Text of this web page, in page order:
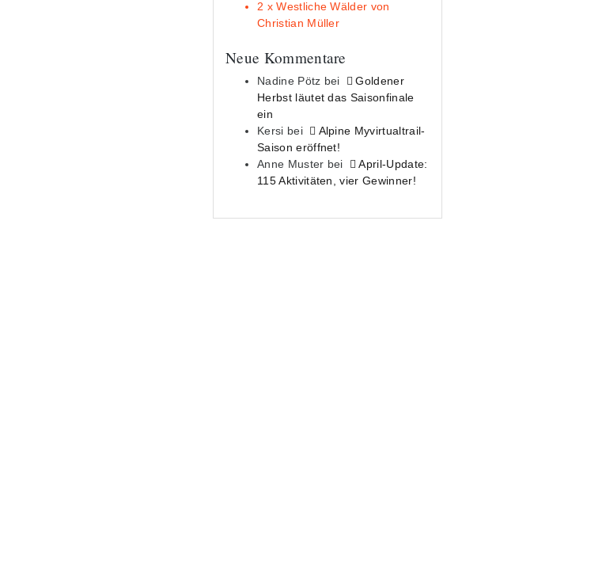
2 x Westliche Wälder von
Christian Müller
Neue Kommentare
Nadine Pötz bei
Goldener
Herbst läutet das Saisonfinale
ein
Kersi bei
Alpine Myvirtualtrail-
Saison eröffnet!
Anne Muster bei
April-Update:
115 Aktivitäten, vier Gewinner!